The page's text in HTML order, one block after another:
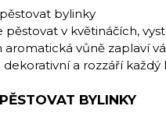
bylinky
pěstovat v květináčích,
aromatická vůně zaplaví
dekorativní a rozzáří každý
BYLINKY